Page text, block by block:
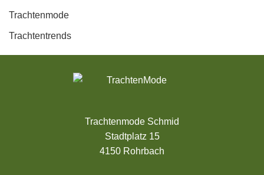
Trachtenmode
Trachtentrends
Trachtenmode Schmid
Stadtplatz 15
4150 Rohrbach